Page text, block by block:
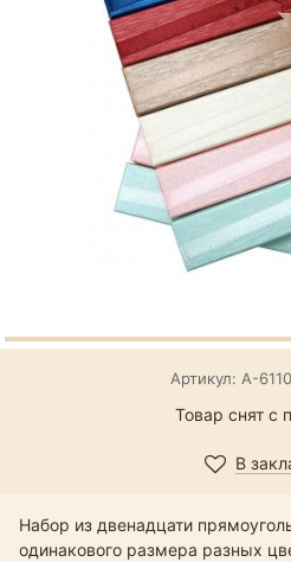
Артикул: А-
Товар снят с
В
Набор из двенадцати
одинакового размера разных